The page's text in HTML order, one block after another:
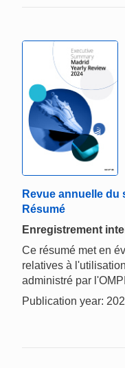
Revue annuelle du
Résumé
Enregistrement
Ce résumé met en
relatives à
administré par
Publication year: